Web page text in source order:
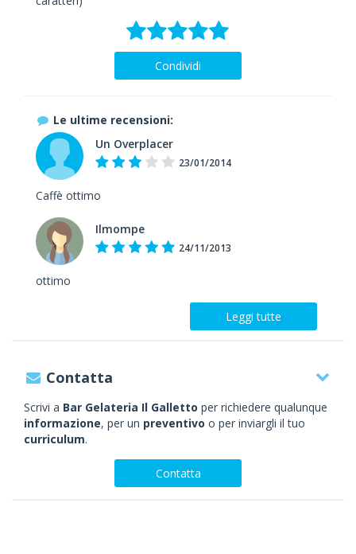
Condividi
Le ultime recensioni:
Un Overplacer
23/01/2014
Caffè ottimo
Ilmompe
24/11/2013
ottimo
Leggi tutte
Contatta
Scrivi a Bar Gelateria Il Galletto per richiedere qualunque
informazione, per un preventivo o per inviargli il tuo
curriculum.
Contatta